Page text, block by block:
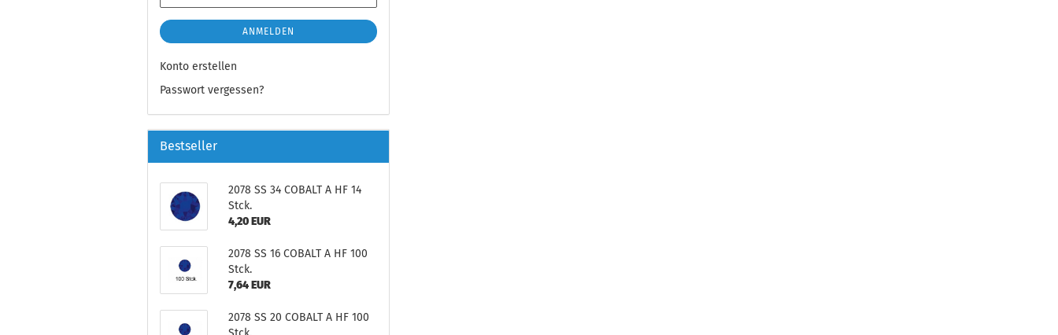
ANMELDEN
Konto erstellen
Passwort vergessen?
Bestseller
2078 SS 34 COBALT A HF 14
Stck.
4,20 EUR
2078 SS 16 COBALT A HF 100
Stck.
7,64 EUR
2078 SS 20 COBALT A HF 100